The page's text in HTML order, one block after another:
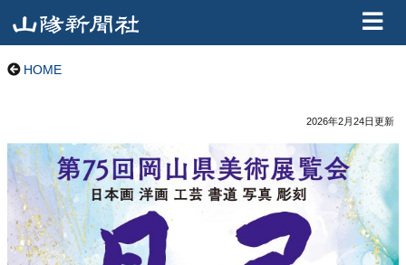
HOME
2026年2月24日更新